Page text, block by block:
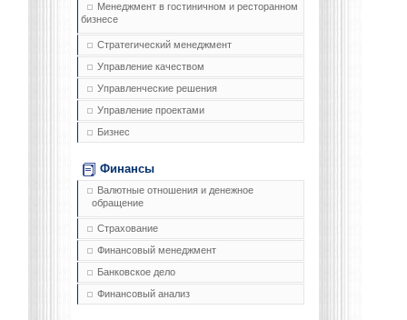
Менеджмент в гостиничном и ресторанном
бизнесе
Стратегический менеджмент
Управление качеством
Управленческие решения
Управление проектами
Бизнес
Финансы
Валютные отношения и денежное
обращение
Страхование
Финансовый менеджмент
Банковское дело
Финансовый анализ